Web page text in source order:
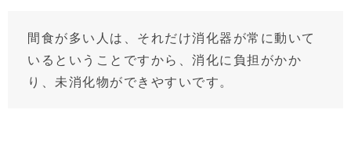
間食が多い人は、それだけ消化器が常に動いて
いるということですから、消化に負担がかか
り、未消化物ができやすいです。